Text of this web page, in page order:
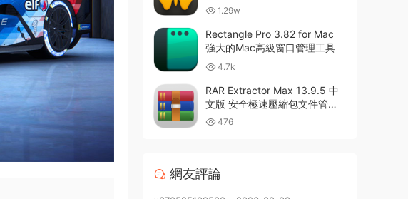
件 1.29w
Rectangle Pro 3.82 for Mac
強大的Mac高級窗口管理工具
4.7k
RAR Extractor Max 13.9.5 中
文版 安全極速壓縮包文件管理
器 476
網友評論